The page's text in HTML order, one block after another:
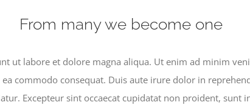
From many we become one
ut labore et dolore magna aliqua. Ut enim ad minim
commodo consequat. Duis aute irure dolor in
Excepteur sint occaecat cupidatat non proident, sunt